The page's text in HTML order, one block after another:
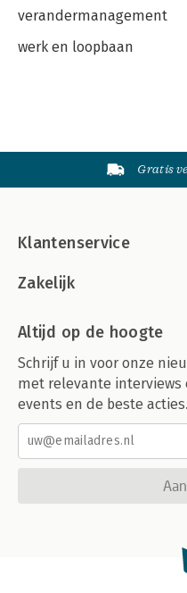
verandermanagement
werk en loopbaan
Gratis
Klantenservice
Zakelijk
Altijd op de hoogte
Schrijf u in voor onze
met relevante interviews
events en de beste acties.